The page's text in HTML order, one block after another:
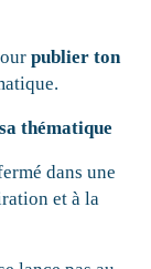
publier ton
thématique
dans une
et à la